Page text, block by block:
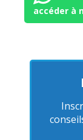
accéder à